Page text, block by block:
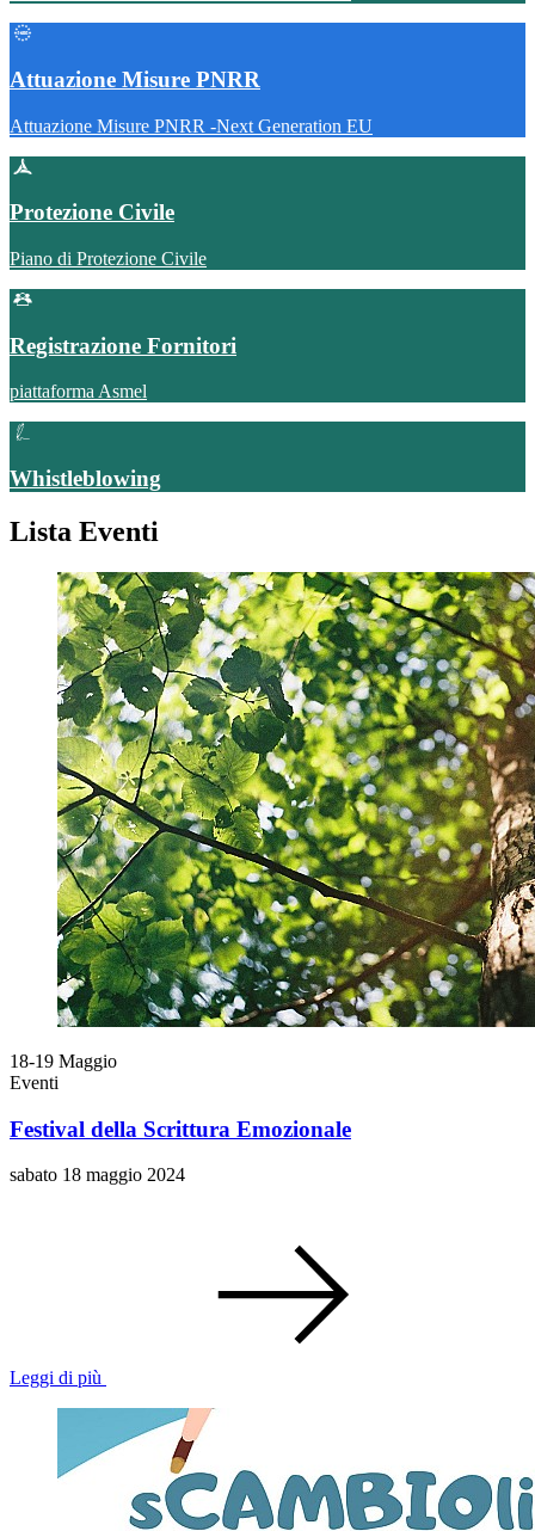
Attuazione Misure PNRR
Attuazione Misure PNRR -Next Generation EU
Protezione Civile
Piano di Protezione Civile
Registrazione Fornitori
piattaforma Asmel
Whistleblowing
Lista Eventi
18-19 Maggio
Eventi
Festival della Scrittura Emozionale
sabato 18 maggio 2024
Leggi di più